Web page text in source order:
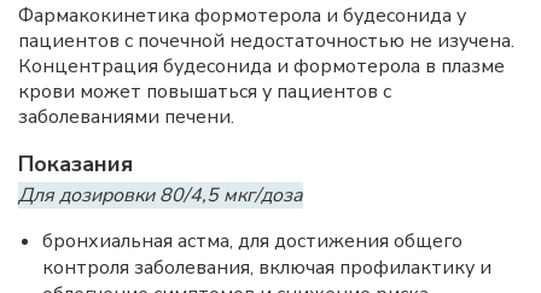
Фармакокинетика формотерола и будесонида у
пациентов с почечной недостаточностью не изучена.
Концентрация будесонида и формотерола в плазме
крови может повышаться у пациентов с
заболеваниями печени.
Показания
Для дозировки 80/4,5 мкг/доза
бронхиальная астма, для достижения общего
контроля заболевания, включая профилактику и